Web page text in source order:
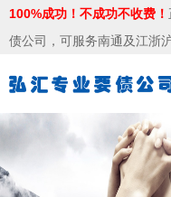
100%成功！不成功不收费！
债公司，可服务南通及江浙